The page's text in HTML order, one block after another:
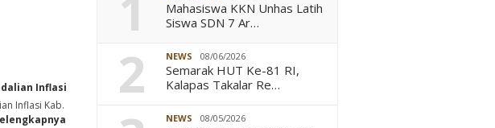
Rakyat
Inflasi
Inflasi Kab.
Mahasiswa KKN Unhas Latih
Siswa SDN 7 Ar…
2 NEWS 08/06/2026
Semarak HUT Ke-81 RI,
Kalapas Takalar Re…
NEWS 08/05/2026